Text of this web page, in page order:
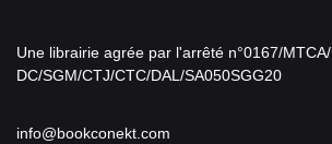
Une librairie agrée par l'arrêté n°0167/MTCA/
DC/SGM/CTJ/CTC/DAL/SA050SGG20
info@bookconekt.com